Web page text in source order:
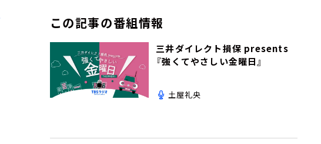
この記事の番組情報
三井ダイレクト損保 presents
『強くてやさしい金曜日』
土屋礼央